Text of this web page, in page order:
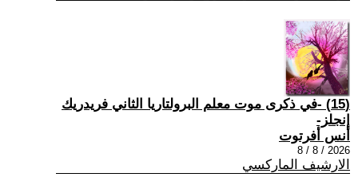
(15) -في ذكرى موت معلم البرولتاريا الثاني فريدريك
إنجلز-
أنس أفرتوت
2026 / 8 / 8
الارشيف الماركسي